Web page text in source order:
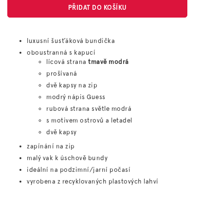
PŘIDAT DO KOŠÍKU
luxusní šusťáková bundička
oboustranná s kapucí
lícová strana tmavě modrá
prošívaná
dvě kapsy na zip
modrý nápis Guess
rubová strana světle modrá
s motivem ostrovů a letadel
dvě kapsy
zapínání na zip
malý vak k úschově bundy
ideální na podzimní/jarní počasí
vyrobena z recyklovaných plastových lahví